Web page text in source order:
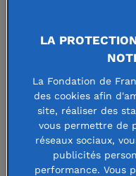
La Fondation
favoriser
supérieur au
Nationale
LA
La Fondation de
des cookies afin
site, réaliser des
vous permettre de
réseaux sociaux,
publicités
performance. Vous